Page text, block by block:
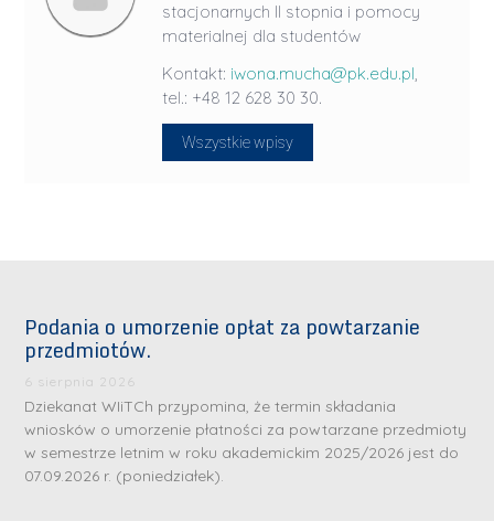
stacjonarnych II stopnia i pomocy
materialnej dla studentów
Kontakt: iwona.mucha@pk.edu.pl,
tel.: +48 12 628 30 30.
Wszystkie wpisy
Podania o umorzenie opłat za powtarzanie
przedmiotów.
6 sierpnia 2026
Dziekanat WIiTCh przypomina, że termin składania
wniosków o umorzenie płatności za powtarzane przedmioty
w semestrze letnim w roku akademickim 2025/2026 jest do
07.09.2026 r. (poniedziałek).